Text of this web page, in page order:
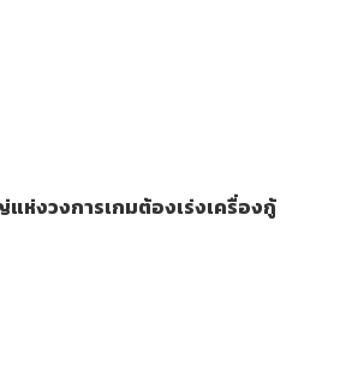
ห่งวงการเกมต้องเร่งเครื่องกู้